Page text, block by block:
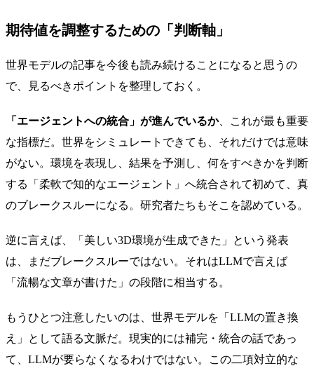
期待値を調整するための「判断軸」
世界モデルの記事を今後も読み続けることになると思うの
で、見るべきポイントを整理しておく。
「エージェントへの統合」が進んでいるか、これが最も重要
な指標だ。世界をシミュレートできても、それだけでは意味
がない。環境を表現し、結果を予測し、何をすべきかを判断
する「柔軟で知的なエージェント」へ統合されて初めて、真
のブレークスルーになる。研究者たちもそこを認めている。
逆に言えば、「美しい3D環境が生成できた」という発表
は、まだブレークスルーではない。それはLLMで言えば
「流暢な文章が書けた」の段階に相当する。
もうひとつ注意したいのは、世界モデルを「LLMの置き換
え」として語る文脈だ。現実的には補完・統合の話であっ
て、LLMが要らなくなるわけではない。この二項対立的な